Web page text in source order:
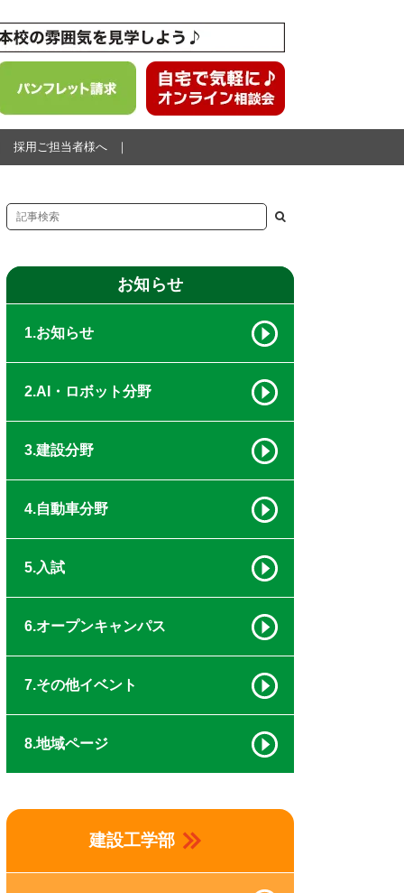
採用ご担当者様へ
お知らせ
1.お知らせ
2.AI・ロボット分野
3.建設分野
4.自動車分野
5.入試
6.オープンキャンパス
7.その他イベント
8.地域ページ
建設工学部